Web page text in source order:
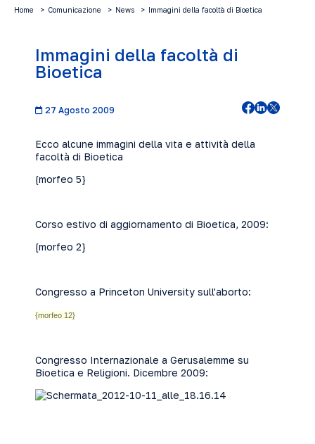
Home Comunicazione News Immagini della facoltà di Bioetica
Immagini della facoltà di
Bioetica
27 Agosto 2009
Ecco alcune immagini della vita e attività della
facoltà di Bioetica
{morfeo 5}
Corso estivo di aggiornamento di Bioetica, 2009:
{morfeo 2}
Congresso a Princeton University sull'aborto:
{morfeo 12}
Congresso Internazionale a Gerusalemme su
Bioetica e Religioni. Dicembre 2009: